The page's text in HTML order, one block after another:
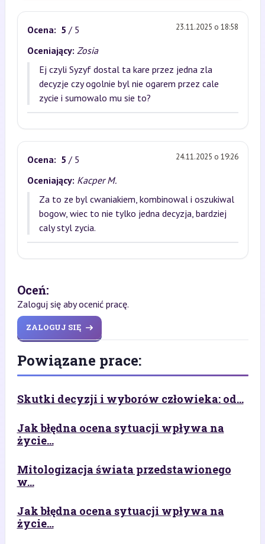
Ocena: 5 / 5 23.11.2025 o 18:58
Oceniający: Zosia
Ej czyli Syzyf dostal ta kare przez jedna zla
decyzje czy ogolnie byl nie ogarem przez cale
zycie i sumowalo mu sie to?
Ocena: 5 / 5 24.11.2025 o 19:26
Oceniający: Kacper M.
Za to ze byl cwaniakiem, kombinowal i oszukiwal
bogow, wiec to nie tylko jedna decyzja, bardziej
caly styl zycia.
Oceń:
Zaloguj się aby ocenić pracę.
ZALOGUJ SIĘ
Powiązane prace:
Skutki decyzji i wyborów człowieka: od...
Jak błędna ocena sytuacji wpływa na
życie...
Mitologizacja świata przedstawionego
w...
Jak błędna ocena sytuacji wpływa na
życie...